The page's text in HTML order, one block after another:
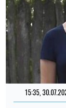
15:35,